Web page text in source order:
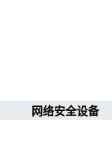
网络安全设备